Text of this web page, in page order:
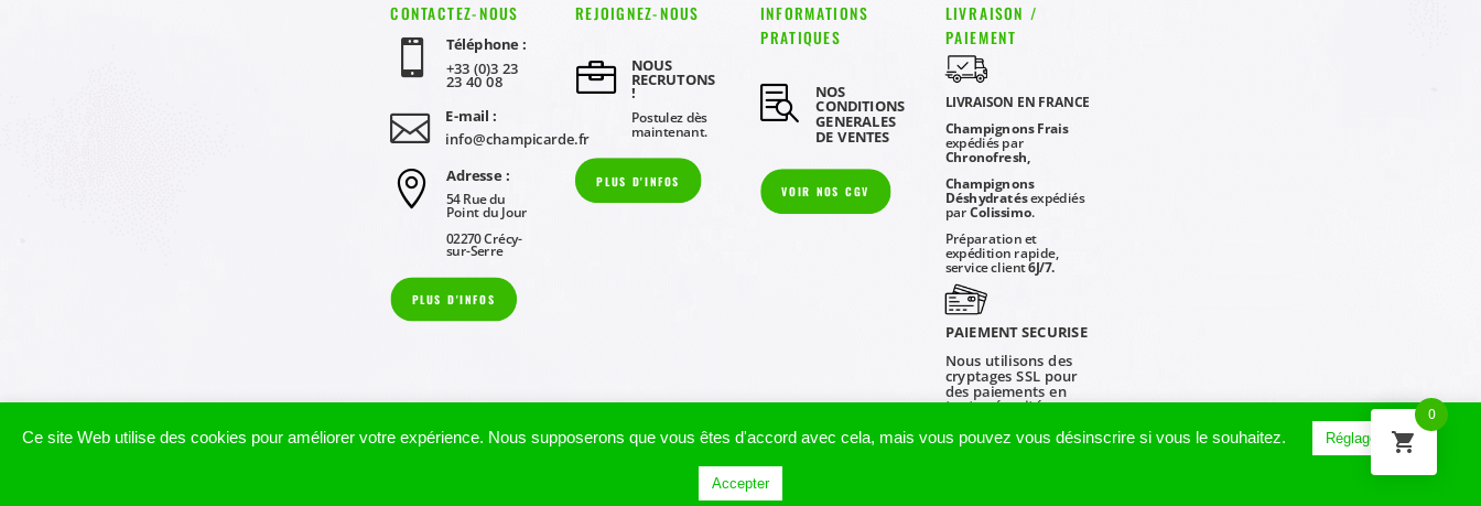
CONTACTEZ-NOUS

Téléphone :
+33 (0)3 23
23 40 08

E-mail :
info@champicarde.fr
 Adresse :
54 Rue du
Point du Jour
02270 Crécy-
sur-Serre
PLUS D'INFOS
REJOIGNEZ-NOUS
 NOUS
RECRUTONS
!
Postulez dès
maintenant.
PLUS D'INFOS
INFORMATIONS
PRATIQUES
 NOS
CONDITIONS
GENERALES
DE VENTES
VOIR NOS CGV
LIVRAISON /
PAIEMENT
LIVRAISON EN FRANCE
Champignons Frais
expédiés par
Chronofresh,
Champignons
Déshydratésexpédiés
parColissimo.
Préparation et
expédition rapide,
service client6J/7.
PAIEMENT SECURISE
Nous utilisons des
cryptages SSL pour
des paiements en
toute sécurité.
– Tous droits réservés | Création
Ce site Web utilise des cookies pour améliorer votre expérience. Nous supposerons que vous êtes d'accord avec cela, mais vous pouvez vous désinscrire si vous le souhaitez. Réglage cookie
Accepter
0